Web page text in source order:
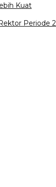
Kuat
Periode